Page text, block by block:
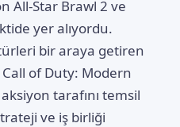
All-Star Brawl 2 ve
yer alıyordu.
bir araya getiren
of Duty: Modern
tarafını temsil
ve iş birliği